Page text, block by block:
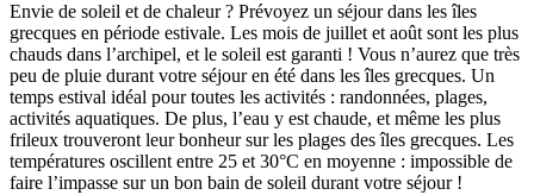
Envie de soleil et de chaleur ? Prévoyez un séjour dans les îles
grecques en période estivale. Les mois de juillet et août sont les plus
chauds dans l’archipel, et le soleil est garanti ! Vous n’aurez que très
peu de pluie durant votre séjour en été dans les îles grecques. Un
temps estival idéal pour toutes les activités : randonnées, plages,
activités aquatiques. De plus, l’eau y est chaude, et même les plus
frileux trouveront leur bonheur sur les plages des îles grecques. Les
températures oscillent entre 25 et 30°C en moyenne : impossible de
faire l’impasse sur un bon bain de soleil durant votre séjour !